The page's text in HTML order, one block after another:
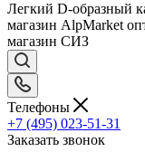
Легкий D-образный
магазин AlpMarket
магазин СИЗ
Телефоны
+7 (495) 023-51-31
Заказать звонок